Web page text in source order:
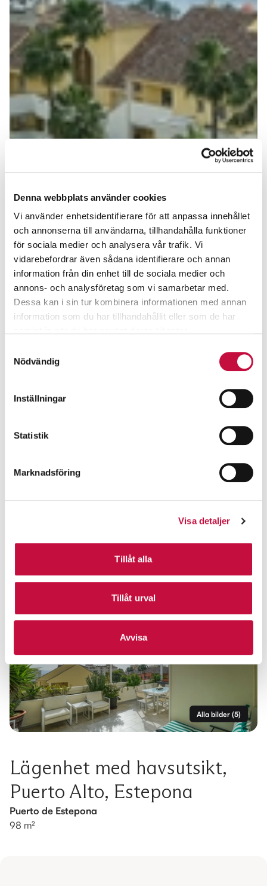
Denna webbplats använder cookies
Vi använder enhetsidentifierare för att anpassa innehållet
och annonserna till användarna, tillhandahålla funktioner
för sociala medier och analysera vår trafik. Vi
vidarebefordrar även sådana identifierare och annan
information från din enhet till de sociala medier och
annons- och analysföretag som vi samarbetar med.
Dessa kan i sin tur kombinera informationen med annan
information som du har tillhandahållit eller som de har
Nödvändig
Inställningar
Statistik
Marknadsföring
Visa detaljer
Tillåt alla
Tillåt urval
Avvisa
Alla bilder (5)
Lägenhet med havsutsikt,
Puerto Alto, Estepona
Puerto de Estepona
98 m²